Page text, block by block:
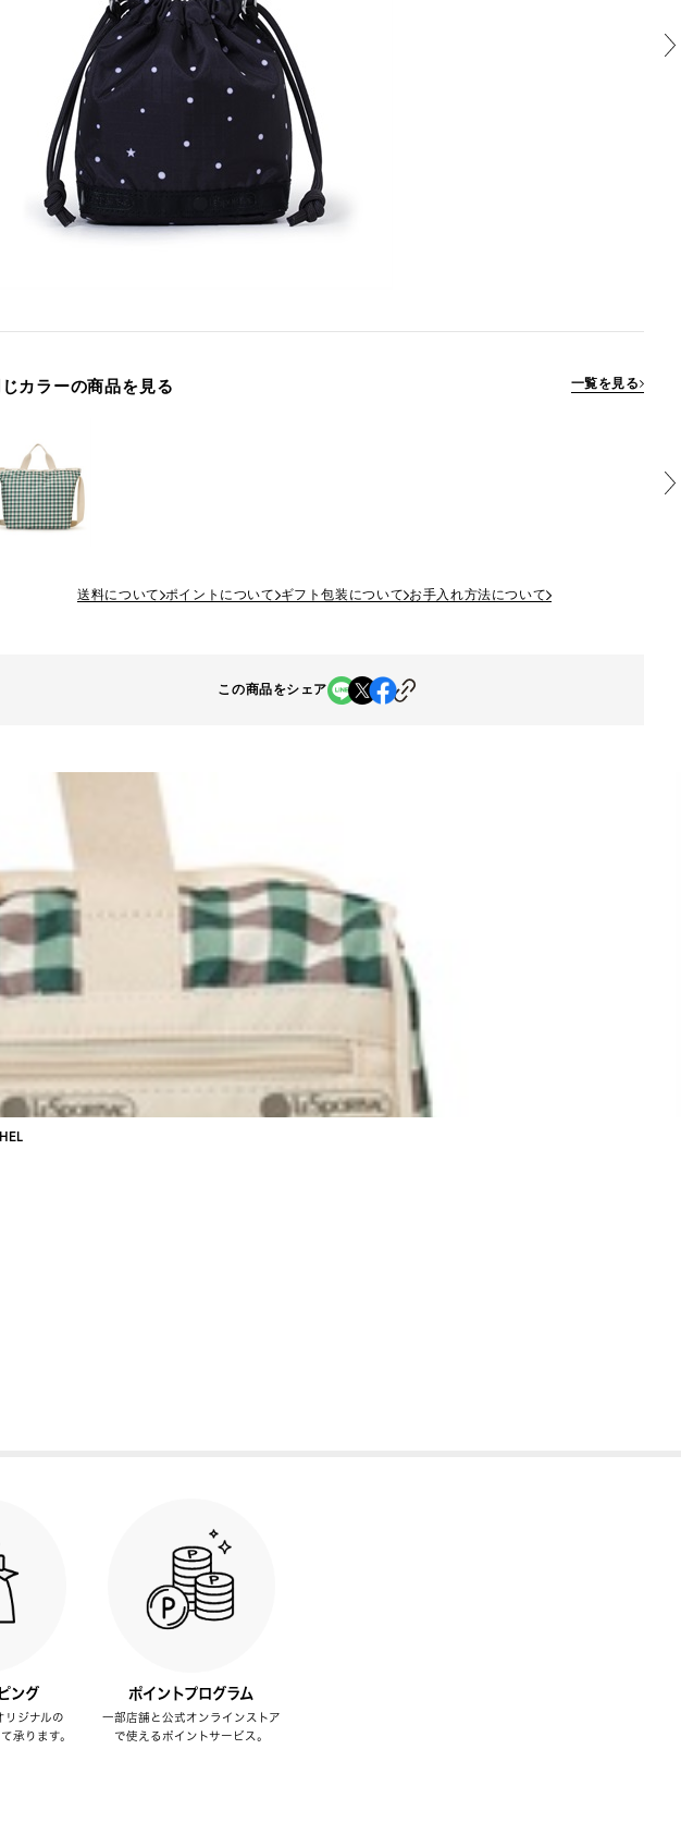
じカラーの商品を見る 一覧を見る
送料について ポイントについて ギフト包装について お手入れ方法について
この商品をシェア
ング
リジナルの
承ります。
ポイントプログラム
一部店舗と公式オンラインストア
で使えるポイントサービス。